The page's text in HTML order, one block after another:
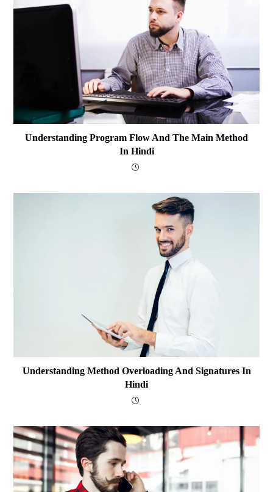
Understanding Program Flow And The Main Method
In Hindi
Understanding Method Overloading And Signatures In
Hindi